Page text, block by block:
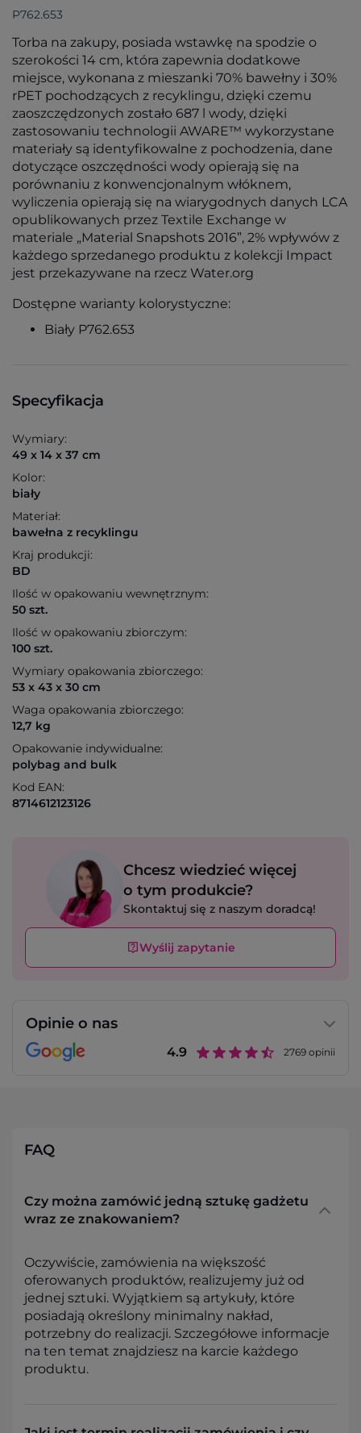
P762.653
Torba na zakupy, posiada wstawkę na spodzie o
szerokości 14 cm, która zapewnia dodatkowe
miejsce, wykonana z mieszanki 70% bawełny i 30%
rPET pochodzących z recyklingu, dzięki czemu
zaoszczędzonych zostało 687 l wody, dzięki
zastosowaniu technologii AWARE™ wykorzystane
materiały są identyfikowalne z pochodzenia, dane
dotyczące oszczędności wody opierają się na
porównaniu z konwencjonalnym włóknem,
wyliczenia opierają się na wiarygodnych danych LCA
opublikowanych przez Textile Exchange w
materiale „Material Snapshots 2016”, 2% wpływów z
każdego sprzedanego produktu z kolekcji Impact
jest przekazywane na rzecz Water.org
Dostępne warianty kolorystyczne:
Biały P762.653
Specyfikacja
Wymiary:
49 x 14 x 37 cm
Kolor:
biały
Materiał:
bawełna z recyklingu
Kraj produkcji:
BD
Ilość w opakowaniu wewnętrznym:
50 szt.
Ilość w opakowaniu zbiorczym:
100 szt.
Wymiary opakowania zbiorczego:
53 x 43 x 30 cm
Waga opakowania zbiorczego:
12,7 kg
Opakowanie indywidualne:
polybag and bulk
Kod EAN:
8714612123126
Chcesz wiedzieć więcej
o tym produkcie?
Skontaktuj się z naszym doradcą!
Wyślij zapytanie
Opinie o nas
4.9 2769 opinii
FAQ
Czy można zamówić jedną sztukę gadżetu
wraz ze znakowaniem?
Oczywiście, zamówienia na większość
oferowanych produktów, realizujemy już od
jednej sztuki. Wyjątkiem są artykuły, które
posiadają określony minimalny nakład,
potrzebny do realizacji. Szczegółowe informacje
na ten temat znajdziesz na karcie każdego
produktu.